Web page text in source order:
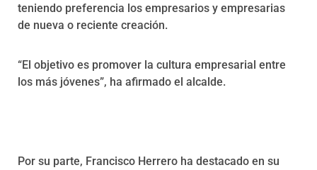
teniendo preferencia los empresarios y empresarias
de nueva o reciente creación.
“El objetivo es promover la cultura empresarial entre
los más jóvenes”, ha afirmado el alcalde.
Por su parte, Francisco Herrero ha destacado en su